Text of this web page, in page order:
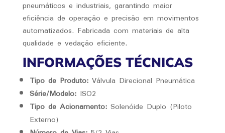
pneumáticos e industriais, garantindo maior
eficiência de operação e precisão em movimentos
automatizados. Fabricada com materiais de alta
qualidade e vedação eficiente.
INFORMAÇÕES TÉCNICAS
Tipo de Produto:Válvula Direcional Pneumática
Série/Modelo:ISO2
Tipo de Acionamento:Solenóide Duplo (Piloto
Externo)